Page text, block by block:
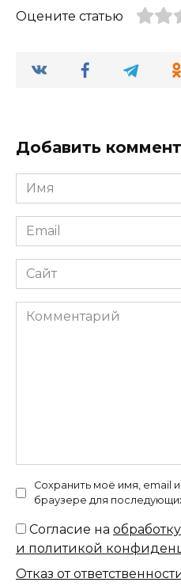
Оцените статью
Добавить
Имя
*
Email
*
Сайт
Комментарий
Сохранить моё имя, email
браузере для
Согласие на
и политикой
Отказ от